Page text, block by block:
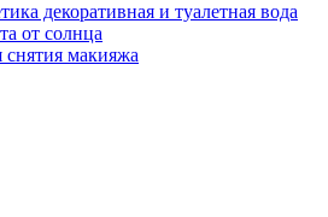
декоративная и туалетная вода
от солнца
снятия макияжа